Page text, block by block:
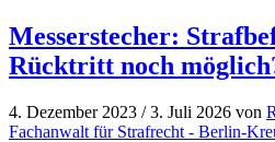
Messerstecher:
Rücktritt noch
4. Dezember 2023 / 3. Juli 2026 von
Fachanwalt für Strafrecht - Berlin-